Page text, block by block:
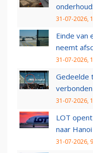
31-07-2026,
Einde van
neemt
31-07-2026,
Gedeelde
31-07-2026,
LOT
naar Hanoi
31-07-2026,